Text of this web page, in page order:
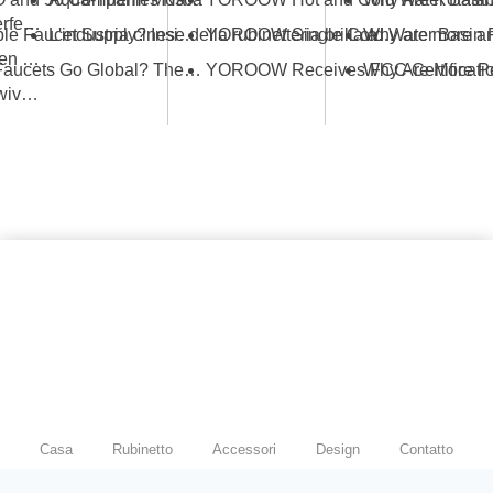
Space-Saving Solutions: Picking the Perfect Foldable Kitchen Tap
Guidelines for Selecting the Right Kitchen Sink Tap Gold
The Complete Buyer's Guide to Gold Swivel Kitchen Sink Faucets
What Ensures Stable Faucet Supply? Insights from the Industrial Ecosystem Behind YOROOW and JOMOO
How Do Chinese Faucets Go Global? The Dual-Track Strategy of JOMOO and YOROOW
L'industria cinese della rubinetteria brilla alla Fiera di Canton, mettendo in mostra innovazione e qualità
Casa Rubinetto Accessori Design Contatto